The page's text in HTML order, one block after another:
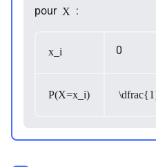
pour X :
x_i 0
P(X=x_i)